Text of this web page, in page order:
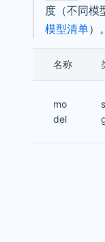
度（不同模
模型清单）。
名称
mo
del